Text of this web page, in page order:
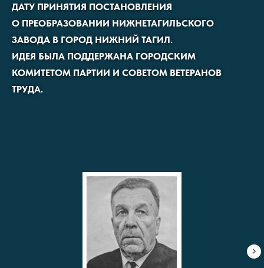
ДАТУ ПРИНЯТИЯ ПОСТАНОВЛЕНИЯ
О ПРЕОБРАЗОВАНИИ НИЖНЕТАГИЛЬСКОГО
ЗАВОДА В ГОРОД НИЖНИЙ ТАГИЛ.
ИДЕЯ БЫЛА ПОДДЕРЖАНА ГОРОДСКИМ
КОМИТЕТОМ ПАРТИИ И СОВЕТОМ ВЕТЕРАНОВ
ТРУДА.